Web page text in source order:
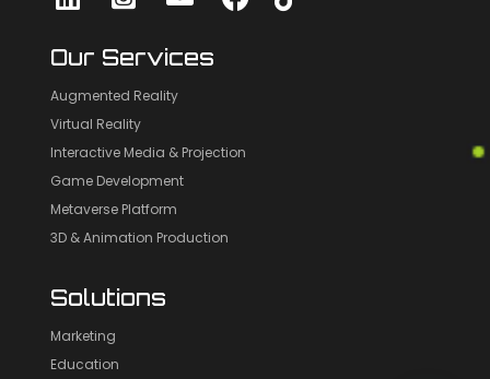
Our Services
Augmented Reality
Virtual Reality
Interactive Media & Projection
Game Development
Metaverse Platform
3D & Animation Production
Solutions
Marketing
Education